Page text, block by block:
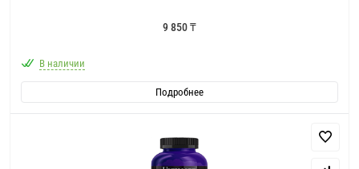
9 850 ₸
В наличии
Подробнее